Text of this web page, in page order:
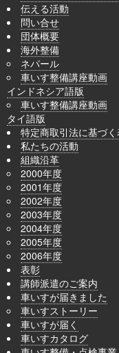
伝える活動
問い合せ
団体概要
海外整備
ネパール
車いす整備講座動画
インドネシア語版
車いす整備講座動画
タイ語版
特定商取引法に基づ
私たちの活動
組織沿革
2000年度
2001年度
2002年度
2003年度
2004年度
2005年度
2006年度
表彰
講師派遣のご案内
車いすが届きました
車いすストーリー
車いすが届く
車いすカタログ